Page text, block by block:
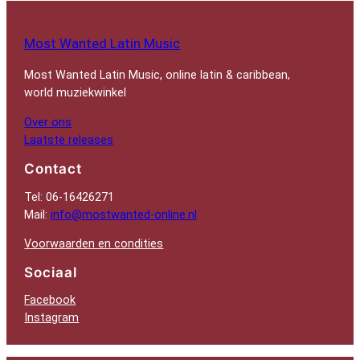
Most Wanted Latin Music
Most Wanted Latin Music, online latin & caribbean,
world muziekwinkel
Over ons
Laatste releases
Contact
Tel: 06-16426271
Mail:info@mostwanted-online.nl
Voorwaarden en condities
Sociaal
Facebook
Instagram